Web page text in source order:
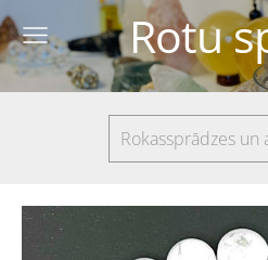
Rotu
Rokassprādzes un